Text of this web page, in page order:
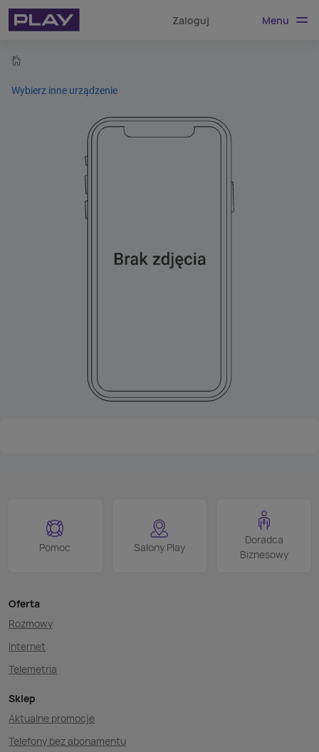
Zaloguj Menu
Wybierz inne urządzenie
Pomoc Salony Play
Doradca
Biznesowy
Oferta
Rozmowy
Internet
Telemetria
Sklep
Aktualne promocje
Telefony bez abonamentu